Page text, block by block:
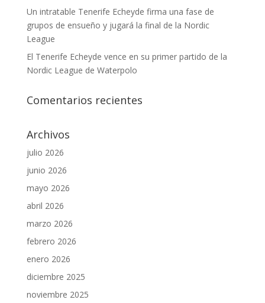
Un intratable Tenerife Echeyde firma una fase de
grupos de ensueño y jugará la final de la Nordic
League
El Tenerife Echeyde vence en su primer partido de la
Nordic League de Waterpolo
Comentarios recientes
Archivos
julio 2026
junio 2026
mayo 2026
abril 2026
marzo 2026
febrero 2026
enero 2026
diciembre 2025
noviembre 2025